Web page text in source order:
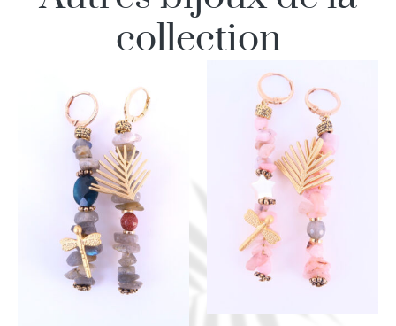
collection